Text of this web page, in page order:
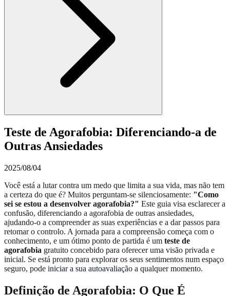
Teste de Agorafobia: Diferenciando-a de
Outras Ansiedades
2025/08/04
Você está a lutar contra um medo que limita a sua vida, mas não tem
a certeza do que é? Muitos perguntam-se silenciosamente: "Como
sei se estou a desenvolver agorafobia?" Este guia visa esclarecer a
confusão, diferenciando a agorafobia de outras ansiedades,
ajudando-o a compreender as suas experiências e a dar passos para
retomar o controlo. A jornada para a compreensão começa com o
conhecimento, e um ótimo ponto de partida é um teste de
agorafobia gratuito concebido para oferecer uma visão privada e
inicial. Se está pronto para explorar os seus sentimentos num espaço
seguro, pode iniciar a sua autoavaliação a qualquer momento.
Definição de Agorafobia: O Que É